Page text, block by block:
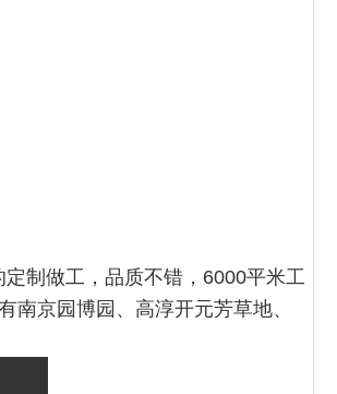
制做工，品质不错，6000平米工
南京园博园、高淳开元芳草地、